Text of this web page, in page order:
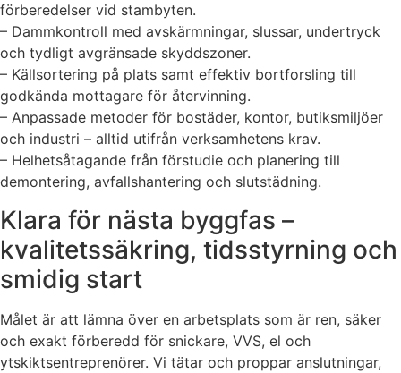
förberedelser vid stambyten.
– Dammkontroll med avskärmningar, slussar, undertryck
och tydligt avgränsade skyddszoner.
– Källsortering på plats samt effektiv bortforsling till
godkända mottagare för återvinning.
– Anpassade metoder för bostäder, kontor, butiksmiljöer
och industri – alltid utifrån verksamhetens krav.
– Helhetsåtagande från förstudie och planering till
demontering, avfallshantering och slutstädning.
Klara för nästa byggfas –
kvalitetssäkring, tidsstyrning och
smidig start
Målet är att lämna över en arbetsplats som är ren, säker
och exakt förberedd för snickare, VVS, el och
ytskiktsentreprenörer. Vi tätar och proppar anslutningar,